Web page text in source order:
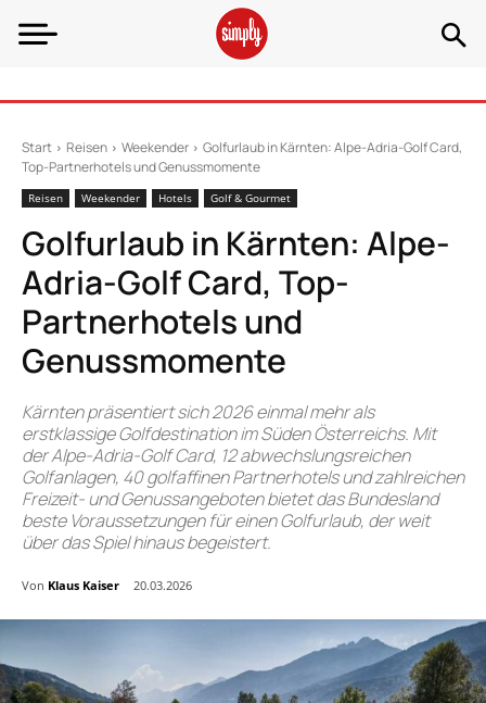
Start Reisen Weekender
Golfurlaub in Kärnten: Alpe-Adria-Golf Card,
Top-Partnerhotels und Genussmomente
Reisen Weekender Hotels Golf & Gourmet
Golfurlaub in Kärnten: Alpe-
Adria-Golf Card, Top-
Partnerhotels und
Genussmomente
Kärnten präsentiert sich 2026 einmal mehr als
erstklassige Golfdestination im Süden Österreichs. Mit
der Alpe-Adria-Golf Card, 12 abwechslungsreichen
Golfanlagen, 40 golfaffinen Partnerhotels und zahlreichen
Freizeit- und Genussangeboten bietet das Bundesland
beste Voraussetzungen für einen Golfurlaub, der weit
über das Spiel hinaus begeistert.
Von Klaus Kaiser 20.03.2026